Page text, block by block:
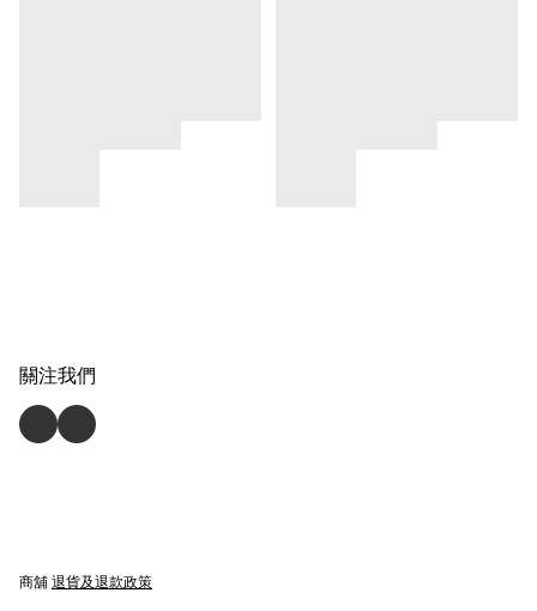
關注我們
商舖 退貨及退款政策